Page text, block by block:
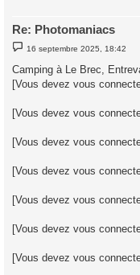
Re: Photomaniacs
M
e
s
a
16 septembre 2025, 18:42
Camping à Le Brec,
[Vous devez vous
[Vous devez vous
[Vous devez vous
[Vous devez vous
[Vous devez vous
[Vous devez vous
[Vous devez vous